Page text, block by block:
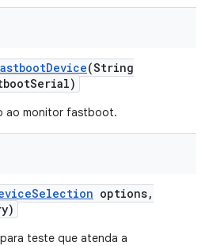
Device(String
Serial)
ao monitor fastboot.
Selection options,
teste que atenda a